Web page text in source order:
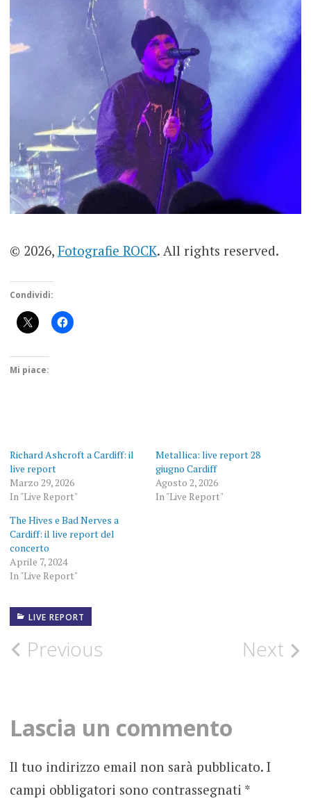
© 2026, Fotografie ROCK. All rights reserved.
Condividi:
Mi piace:
Richard Ashcroft a Cardiff: il
live report
Marzo 29, 2026
In "Live Report"
Metallica: live report 28
giugno Cardiff
Agosto 2, 2026
In "Live Report"
The Hives e Bad Nerves a
Cardiff: il live report del
concerto
Aprile 7, 2024
In "Live Report"
LIVE REPORT
CARDIFF
CONCERTO
RASMUS
Post
Previous Next
Lascia un commento
Il tuo indirizzo email non sarà pubblicato. I
campi obbligatori sono contrassegnati *